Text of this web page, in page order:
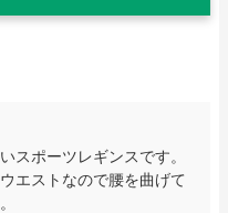
スポーツレギンスです。
エストなので腰を曲げて